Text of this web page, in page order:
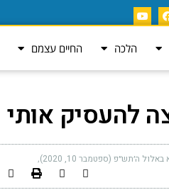
הלכה החיים עצמם
להעסיק אותי
באלול ה׳תש״פ (ספטמבר 10, 2020)